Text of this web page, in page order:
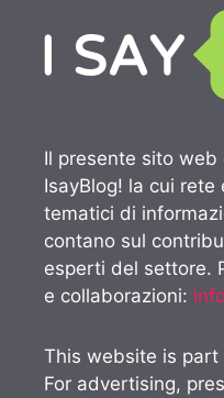
Il presente sito
IsayBlog! la cui
tematici di
contano sul
esperti del settore.
e collaborazioni:
This website is part
For advertising,